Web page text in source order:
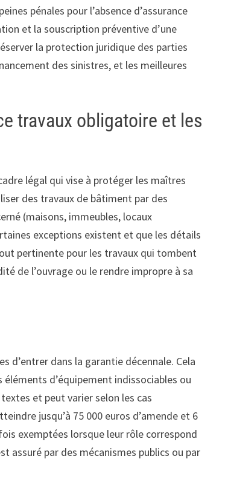
pénales pour l’absence d’assurance
et la souscription préventive d’une
la protection juridique des parties
des sinistres, et les meilleures
travaux obligatoire et les
légal qui vise à protéger les maîtres
des travaux de bâtiment par des
(maisons, immeubles, locaux
exceptions existent et que les détails
pertinente pour les travaux qui tombent
de l’ouvrage ou le rendre impropre à sa
d’entrer dans la garantie décennale. Cela
d’équipement indissociables ou
et peut varier selon les cas
jusqu’à 75 000 euros d’amende et 6
exemptées lorsque leur rôle correspond
assuré par des mécanismes publics ou par